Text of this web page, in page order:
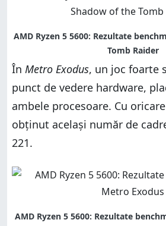
În Metro Exodus, un joc foarte
punct de vedere hardware,
ambele procesoare. Cu
obținut același număr de
221.